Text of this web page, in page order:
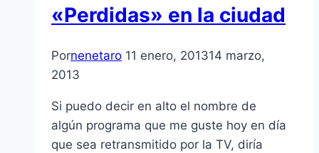
«Perdidas» en la ciudad
Pornenetaro 11 enero, 201314 marzo,
2013
Si puedo decir en alto el nombre de
algún programa que me guste hoy en dí­a
que sea retransmitido por la TV, dirí­a